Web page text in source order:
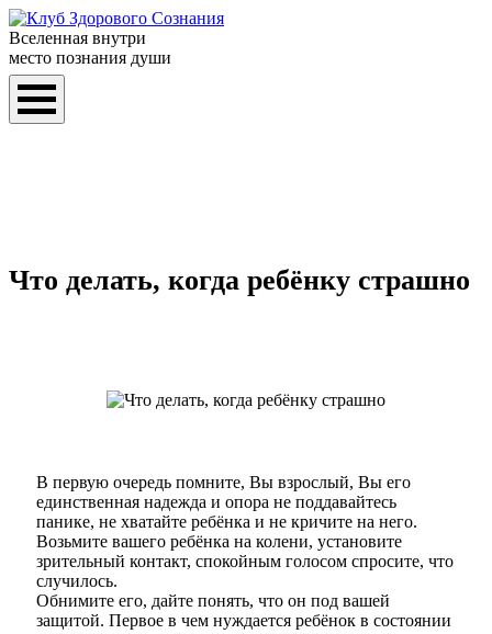
Вселенная внутри
место познания души
Что делать, когда ребёнку страшно
В первую очередь помните, Вы взрослый, Вы его
единственная надежда и опора не поддавайтесь
панике, не хватайте ребёнка и не кричите на него.
Возьмите вашего ребёнка на колени, установите
зрительный контакт, спокойным голосом спросите, что
случилось.
Обнимите его, дайте понять, что он под вашей
защитой. Первое в чем нуждается ребёнок в состоянии